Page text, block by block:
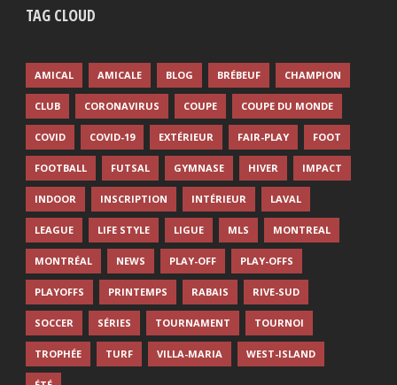
TAG CLOUD
AMICAL AMICALE BLOG BRÉBEUF CHAMPION
CLUB CORONAVIRUS COUPE COUPE DU MONDE
COVID COVID-19 EXTÉRIEUR FAIR-PLAY FOOT
FOOTBALL FUTSAL GYMNASE HIVER IMPACT
INDOOR INSCRIPTION INTÉRIEUR LAVAL
LEAGUE LIFE STYLE LIGUE MLS MONTREAL
MONTRÉAL NEWS PLAY-OFF PLAY-OFFS
PLAYOFFS PRINTEMPS RABAIS RIVE-SUD
SOCCER SÉRIES TOURNAMENT TOURNOI
TROPHÉE TURF VILLA-MARIA WEST-ISLAND